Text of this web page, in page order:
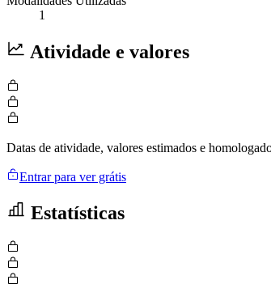
1
Atividade e valores
Datas de atividade, valores estimados e
Entrar para ver grátis
Estatísticas